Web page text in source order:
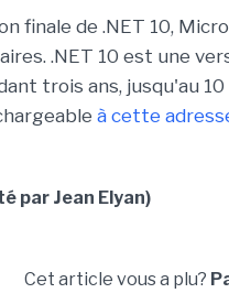
finale de .NET 10,
.NET 10 est une
trois ans, jusqu'au
à cette
par Jean Elyan)
Cet article vous a plu?